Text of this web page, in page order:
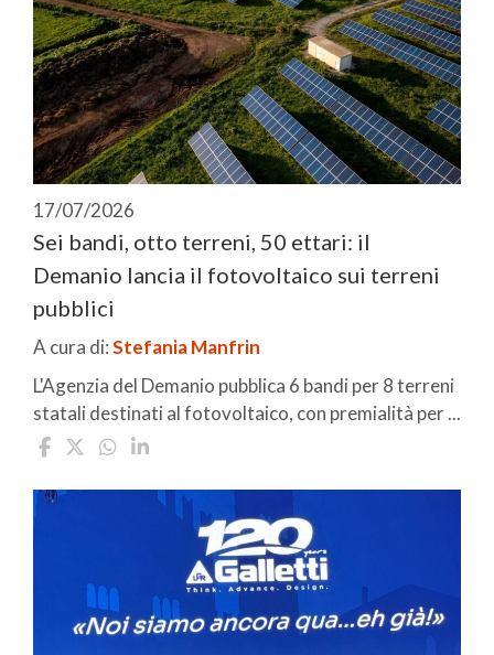
17/07/2026
Sei bandi, otto terreni, 50 ettari: il
Demanio lancia il fotovoltaico sui terreni
pubblici
A cura di:Stefania Manfrin
L'Agenzia del Demanio pubblica 6 bandi per 8 terreni
statali destinati al fotovoltaico, con premialità per ...